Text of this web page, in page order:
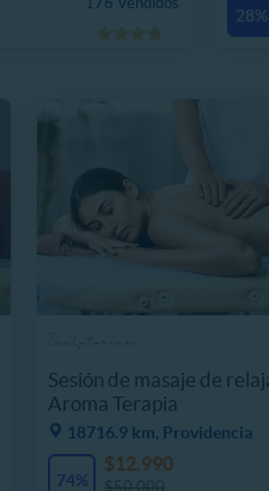
28%
Sesión de masaje de
Aroma Terapia
18716.9 km, Providencia
74%
$12.990